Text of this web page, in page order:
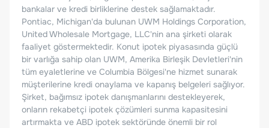
bankalar ve kredi birliklerine destek sağlamaktadır.
Pontiac, Michigan'da bulunan UWM Holdings Corporation,
United Wholesale Mortgage, LLC'nin ana şirketi olarak
faaliyet göstermektedir. Konut ipotek piyasasında güçlü
bir varlığa sahip olan UWM, Amerika Birleşik Devletleri'nin
tüm eyaletlerine ve Columbia Bölgesi'ne hizmet sunarak
müşterilerine kredi onaylama ve kapanış belgeleri sağlıyor.
Şirket, bağımsız ipotek danışmanlarını destekleyerek,
onların rekabetçi ipotek çözümleri sunma kapasitesini
artırmakta ve ABD ipotek sektöründe önemli bir rol